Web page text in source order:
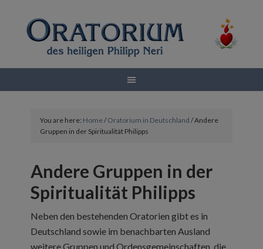
You are here: Home/Oratorium in Deutschland /Andere
Gruppen in der Spiritualität Philipps
Andere Gruppen in der
Spiritualität Philipps
Neben den bestehenden Oratorien gibt es in
Deutschland sowie im benachbarten Ausland
weitere Gruppen und Ordensgemeinschaften, die